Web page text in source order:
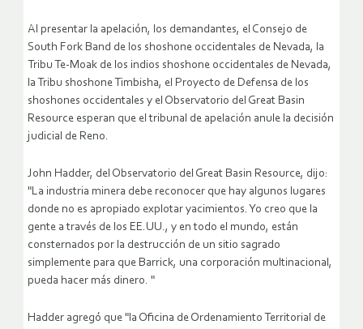
Al presentar la apelación, los demandantes, el Consejo de
South Fork Band de los shoshone occidentales de Nevada, la
Tribu Te-Moak de los indios shoshone occidentales de Nevada,
la Tribu shoshone Timbisha, el Proyecto de Defensa de los
shoshones occidentales y el Observatorio del Great Basin
Resource esperan que el tribunal de apelación anule la decisión
judicial de Reno.
John Hadder, del Observatorio del Great Basin Resource, dijo:
"La industria minera debe reconocer que hay algunos lugares
donde no es apropiado explotar yacimientos. Yo creo que la
gente a través de los EE.UU., y en todo el mundo, están
consternados por la destrucción de un sitio sagrado
simplemente para que Barrick, una corporación multinacional,
pueda hacer más dinero. "
Hadder agregó que "la Oficina de Ordenamiento Territorial de